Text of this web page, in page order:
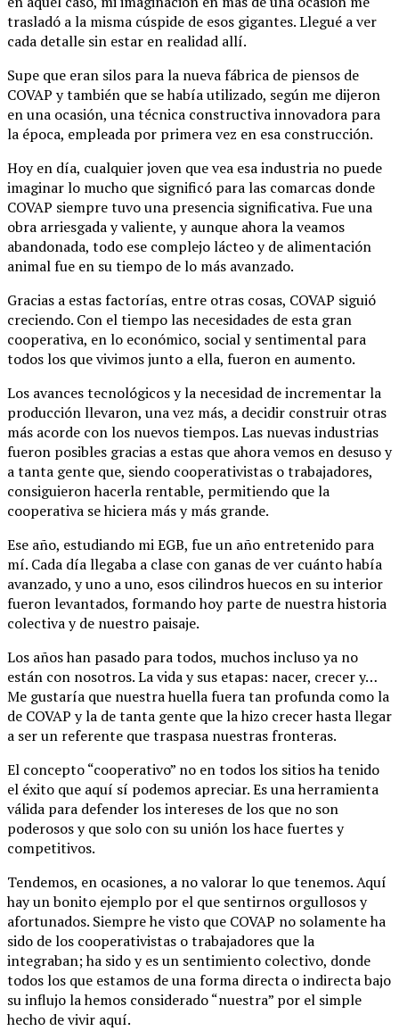
trasladó a la misma cúspide de esos gigantes. Llegué a ver
cada detalle sin estar en realidad allí.
Supe que eran silos para la nueva fábrica de piensos de
COVAP y también que se había utilizado, según me dijeron
en una ocasión, una técnica constructiva innovadora para
la época, empleada por primera vez en esa construcción.
Hoy en día, cualquier joven que vea esa industria no puede
imaginar lo mucho que significó para las comarcas donde
COVAP siempre tuvo una presencia significativa. Fue una
obra arriesgada y valiente, y aunque ahora la veamos
abandonada, todo ese complejo lácteo y de alimentación
animal fue en su tiempo de lo más avanzado.
Gracias a estas factorías, entre otras cosas, COVAP siguió
creciendo. Con el tiempo las necesidades de esta gran
cooperativa, en lo económico, social y sentimental para
todos los que vivimos junto a ella, fueron en aumento.
Los avances tecnológicos y la necesidad de incrementar la
producción llevaron, una vez más, a decidir construir otras
más acorde con los nuevos tiempos. Las nuevas industrias
fueron posibles gracias a estas que ahora vemos en desuso y
a tanta gente que, siendo cooperativistas o trabajadores,
consiguieron hacerla rentable, permitiendo que la
cooperativa se hiciera más y más grande.
Ese año, estudiando mi EGB, fue un año entretenido para
mí. Cada día llegaba a clase con ganas de ver cuánto había
avanzado, y uno a uno, esos cilindros huecos en su interior
fueron levantados, formando hoy parte de nuestra historia
colectiva y de nuestro paisaje.
Los años han pasado para todos, muchos incluso ya no
están con nosotros. La vida y sus etapas: nacer, crecer y…
Me gustaría que nuestra huella fuera tan profunda como la
de COVAP y la de tanta gente que la hizo crecer hasta llegar
a ser un referente que traspasa nuestras fronteras.
El concepto “cooperativo” no en todos los sitios ha tenido
el éxito que aquí sí podemos apreciar. Es una herramienta
válida para defender los intereses de los que no son
poderosos y que solo con su unión los hace fuertes y
competitivos.
Tendemos, en ocasiones, a no valorar lo que tenemos. Aquí
hay un bonito ejemplo por el que sentirnos orgullosos y
afortunados. Siempre he visto que COVAP no solamente ha
sido de los cooperativistas o trabajadores que la
integraban; ha sido y es un sentimiento colectivo, donde
todos los que estamos de una forma directa o indirecta bajo
su influjo la hemos considerado “nuestra” por el simple
hecho de vivir aquí.